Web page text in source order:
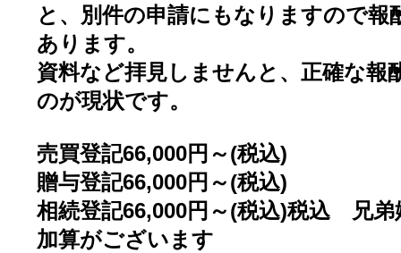
と、別件の申請にもなりますので報
あります。
資料など拝見しませんと、正確な報
のが現状です。
売買登記66,000円～(税込)
贈与登記66,000円～(税込)
相続登記66,000円～(税込)税込 兄弟
加算がございます